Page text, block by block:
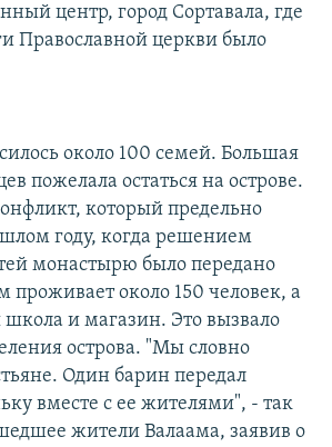
центр, город Сортавала, где
Православной церкви было
около 100 семей. Большая
пожелала остаться на острове.
который предельно
году, когда решением
монастырю было передано
проживает около 150 человек, а
школа и магазин. Это вызвало
острова. "Мы словно
Один барин передал
вместе с ее жителями", - так
жители Валаама, заявив о